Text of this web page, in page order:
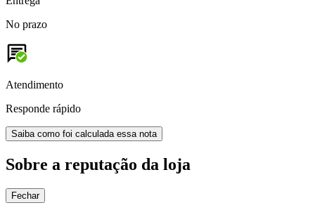
No prazo
Atendimento
Responde rápido
Saiba como foi calculada essa nota
Sobre a reputação da loja
Fechar